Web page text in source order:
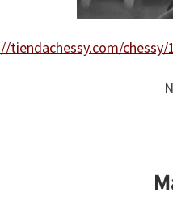
tiendachessy.com/